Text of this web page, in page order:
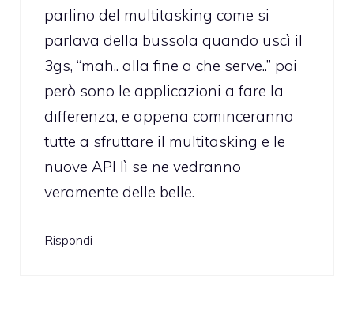
parlino del multitasking come si
parlava della bussola quando uscì il
3gs, “mah.. alla fine a che serve..” poi
però sono le applicazioni a fare la
differenza, e appena cominceranno
tutte a sfruttare il multitasking e le
nuove API lì se ne vedranno
veramente delle belle.
Rispondi